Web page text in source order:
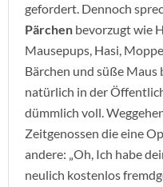
gefordert. Dennoch
Pärchen bevorzugt wie
Mausepups, Hasi,
Bärchen und süße Maus
natürlich in der
dümmlich voll.
Zeitgenossen die eine
andere: „Oh, Ich habe
neulich kostenlos